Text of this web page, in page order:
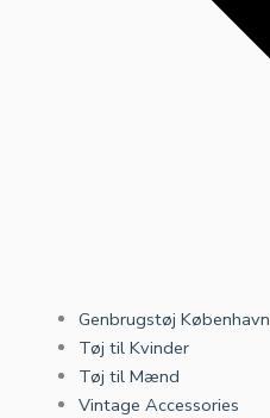
Genbrugstøj København
Tøj til Kvinder
Tøj til Mænd
Vintage Accessories